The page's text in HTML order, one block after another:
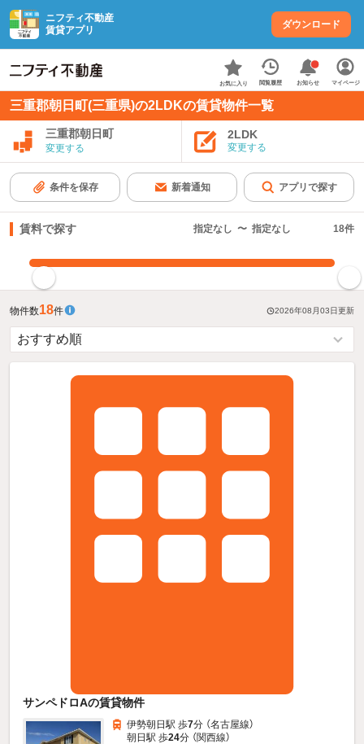
ニフティ不動産
賃貸アプリ
ダウンロード
お気に入り 閲覧履歴 お知らせ マイページ
三重郡朝日町(三重県)の2LDKの賃貸物件一覧
三重郡朝日町
変更する
2LDK
変更する
条件を保存 新着通知 アプリで探す
賃料で探す 指定なし 〜 指定なし 18件
物件数18件 2026年08月03日更新
サンペドロAの賃貸物件
伊勢朝日駅 歩7分 （名古屋線）
朝日駅 歩24分 （関西線）